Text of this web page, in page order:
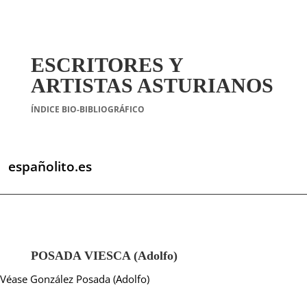
ESCRITORES Y
ARTISTAS ASTURIANOS
ÍNDICE BIO-BIBLIOGRÁFICO
españolito.es
POSADA VIESCA (Adolfo)
Véase González Posada (Adolfo)